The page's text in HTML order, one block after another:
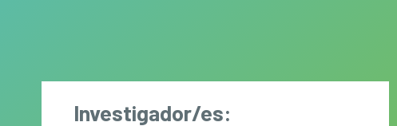
Investigador/es: